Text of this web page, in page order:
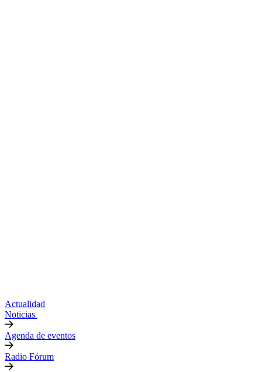
Actualidad
Noticias
Agenda de eventos
Radio Fórum